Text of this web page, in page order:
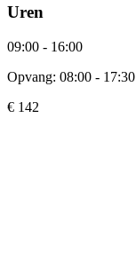
Uren
09:00 - 16:00
Opvang: 08:00 - 17:30
€ 142